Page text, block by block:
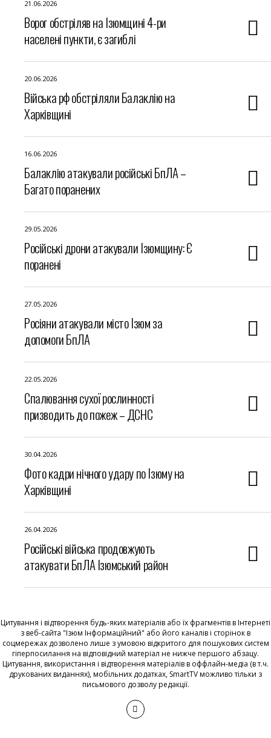
21.06.2026
Ворог обстріляв на Ізюмщині 4-ри
населені пункти, є загиблі
20.06.2026
Війська рф обстріляли Балаклію на
Харківщині
16.06.2026
Балаклію атакували російські БпЛА –
Багато поранених
29.05.2026
Російські дрони атакували Ізюмщину: Є
поранені
27.05.2026
Росіяни атакували місто Ізюм за
допомоги БпЛА
22.05.2026
Спалювання сухої рослинності
призводить до пожеж – ДСНС
30.04.2026
Фото кадри нічного удару по Ізюму на
Харківщині
26.04.2026
Російські війська продовжують
атакувати БпЛА Ізюмський район
Цитування і відтворення будь-яких матеріалів або їх фрагментів в Інтернеті
з веб-сайта "Ізюм Інформаційний" або його каналів і сторінок в
соцмережах дозволено лише з умовою відкритого для пошукових систем
гіперпосилання на відповідний матеріал не нижче першого абзацу.
Цитування, використання і відтворення матеріалів в оффлайн-медіа (в т.ч.
друкованих виданнях), мобільних додатках, SmartTV можливо тільки з
письмового дозволу редакції.